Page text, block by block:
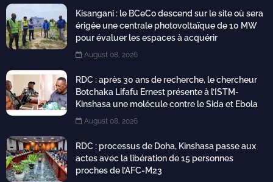
Kisangani : le BCeCo descend sur le site où sera
érigée une centrale photovoltaïque de 10 MW
pour évaluer les espaces à acquérir
August 08, 2026
RDC : après 30 ans de recherche, le chercheur
Botchaka Lifafu Ernest présente à l’ISTM-
Kinshasa une molécule contre le Sida et Ebola
August 08, 2026
RDC : processus de Doha, Kinshasa passe aux
actes avec la libération de 15 personnes
proches de l’AFC-M23